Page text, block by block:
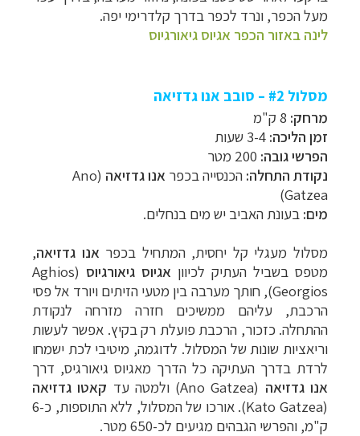
מעל הכפר, ונרד לכפר בדרך קלדרימי יפה.
לינה באזור הכפר אגיוס גיאורגיוס
מסלול #2 – סובב אנו גדזיאה
מרחק:
זמן הליכה:
הפרשי גובה:
נקודת התחלה: הכנסייה בכפר אנו גדזיאה (
Ano
Gatzea
)
מים: בעונת האביב יש מים בנחלים.
מסלול מעגלי קל יחסית, המתחיל בכפר אנו גדזיאה,
מטפס בשביל העתיק לכיוון אגיוס גיאורגיוס (
Aghios
Georgios), חותך מערבה בין מטעי הזיתים ויורד אל פסי
הרכבת, עליהם ממשיכים חזרה מזרחה לנקודת
ההתחלה. כזכור, הרכבת פועלת רק בקיץ. אפשר לעשות
וריאציות שונות של המסלול. לדוגמה, מיטיבי לכת ישמחו
לרדת בדרך העתיקה כל הדרך מאגיוס גיאורגיס, דרך
אנו גדזיאה (
Ano Gatzea) ולמטה עד קאטו גדזיאה
(
Kato Gatzea
).
אורכו של המסלול, ללא התוספות, כ-6
ק"מ, והפרשי הגבהים מגיעים לכ-650 מטר.